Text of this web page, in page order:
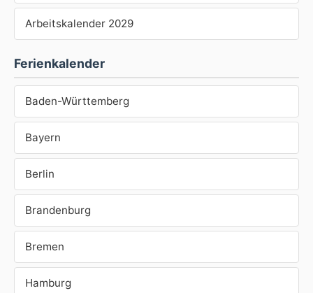
Arbeitskalender 2029
Ferienkalender
Baden-Württemberg
Bayern
Berlin
Brandenburg
Bremen
Hamburg